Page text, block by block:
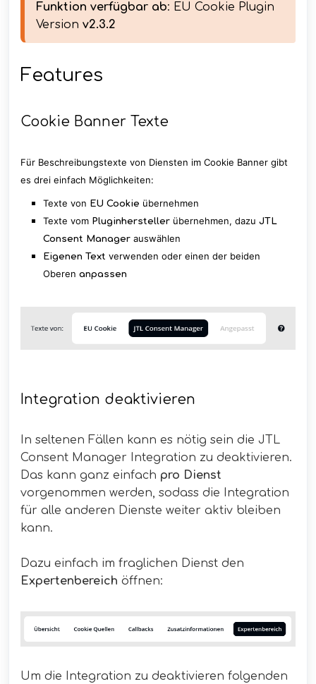
Funktion verfügbar ab: EU Cookie Plugin
Version v2.3.2
Features
Cookie Banner Texte
Für Beschreibungstexte von Diensten im Cookie Banner gibt
es drei einfach Möglichkeiten:
Texte von EU Cookie übernehmen
Texte vom Pluginhersteller übernehmen, dazu JTL
Consent Manager auswählen
Eigenen Text verwenden oder einen der beiden
Oberen anpassen
Integration deaktivieren
In seltenen Fällen kann es nötig sein die JTL
Consent Manager Integration zu deaktivieren.
Das kann ganz einfach pro Dienst
vorgenommen werden, sodass die Integration
für alle anderen Dienste weiter aktiv bleiben
kann.
Dazu einfach im fraglichen Dienst den
Expertenbereich öffnen:
Um die Integration zu deaktivieren folgenden